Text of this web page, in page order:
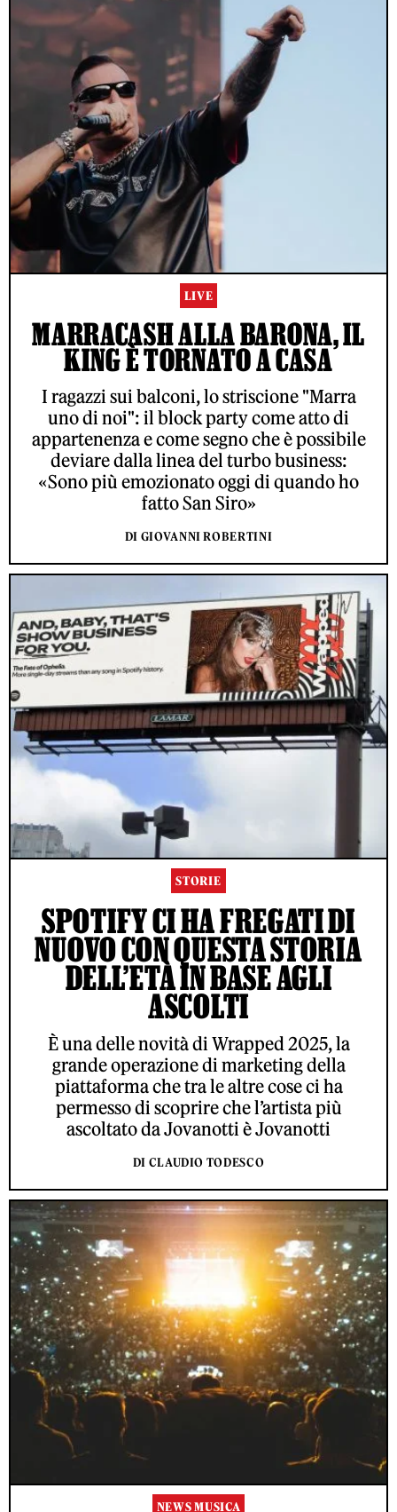
LIVE
MARRACASH ALLA BARONA, IL
KING È TORNATO A CASA
I ragazzi sui balconi, lo striscione "Marra
uno di noi": il block party come atto di
appartenenza e come segno che è possibile
deviare dalla linea del turbo business:
«Sono più emozionato oggi di quando ho
fatto San Siro»
DI GIOVANNI ROBERTINI
STORIE
SPOTIFY CI HA FREGATI DI
NUOVO CON QUESTA STORIA
DELL’ETÀ IN BASE AGLI
ASCOLTI
È una delle novità di Wrapped 2025, la
grande operazione di marketing della
piattaforma che tra le altre cose ci ha
permesso di scoprire che l’artista più
ascoltato da Jovanotti è Jovanotti
DI CLAUDIO TODESCO
NEWS MUSICA